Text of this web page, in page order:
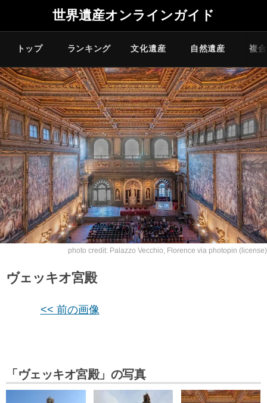
世界遺産オンラインガイド
トップ ランキング 文化遺産 自然遺産 複
photo credit: Palazzo Vecchio, Florence via photopin (license)
ヴェッキオ宮殿
<< 前の画像
「ヴェッキオ宮殿」の写真